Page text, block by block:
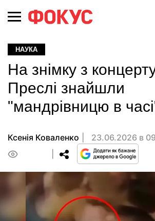
НАУКА
На знімку з
Преслі знайшли
"мандрівницю в
Ксенія Коваленко
23.06.2026 в